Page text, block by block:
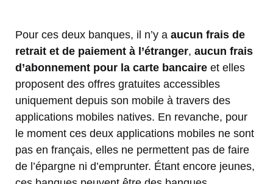
Pour ces deux banques, il n’y a aucun frais de
retrait et de paiement à l’étranger, aucun frais
d’abonnement pour la carte bancaire et elles
proposent des offres gratuites accessibles
uniquement depuis son mobile à travers des
applications mobiles natives. En revanche, pour
le moment ces deux applications mobiles ne sont
pas en français, elles ne permettent pas de faire
de l’épargne ni d’emprunter. Étant encore jeunes,